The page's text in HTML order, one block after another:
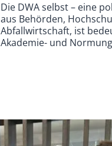
Die DWA selbst – eine
aus Behörden,
Abfallwirtschaft, ist
Akademie- und